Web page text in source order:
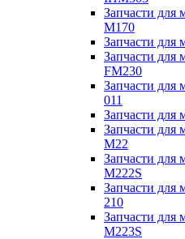
Запчасти для
M170
Запчасти для
Запчасти для
FM230
Запчасти для
011
Запчасти для
Запчасти для
M22
Запчасти для
M222S
Запчасти для
210
Запчасти для
M223S